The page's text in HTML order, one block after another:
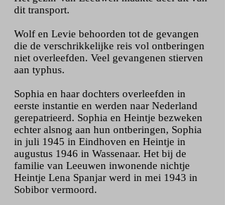
dit transport.
Wolf en Levie behoorden tot de gevangen
die de verschrikkelijke reis vol ontberingen
niet overleefden. Veel gevangenen stierven
aan typhus.
Sophia en haar dochters overleefden in
eerste instantie en werden naar Nederland
gerepatrieerd. Sophia en Heintje bezweken
echter alsnog aan hun ontberingen, Sophia
in juli 1945 in Eindhoven en Heintje in
augustus 1946 in Wassenaar. Het bij de
familie van Leeuwen inwonende nichtje
Heintje Lena Spanjar werd in mei 1943 in
Sobibor vermoord.